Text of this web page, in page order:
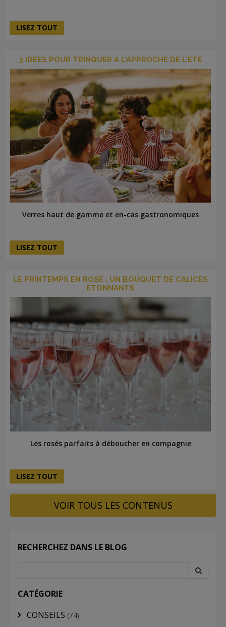
LISEZ TOUT
3 IDÉES POUR TRINQUER À L'APPROCHE DE L'ÉTÉ
Verres haut de gamme et en-cas gastronomiques
LISEZ TOUT
LE PRINTEMPS EN ROSE : UN BOUQUET DE CALICES
ÉTONNANTS
Les rosés parfaits à déboucher en compagnie
LISEZ TOUT
VOIR TOUS LES CONTENUS
RECHERCHEZ DANS LE BLOG
CATÉGORIE
CONSEILS (74)